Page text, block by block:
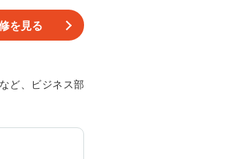
を見る
ど、ビジネス部